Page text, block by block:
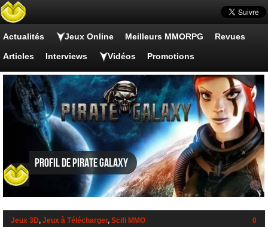
Actualités Jeux Online Meilleurs MMORPG Revues
Articles Interviews Vidéos Promotions
Profil de Pirate Galaxy
Jeux 3D, Jeux à Télécharger, Scifi MMO 0